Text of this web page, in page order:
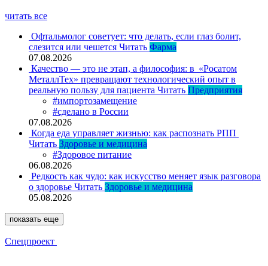
читать все
Офтальмолог советует: что делать, если глаз болит,
слезится или чешется Читать Фарма
07.08.2026
Качество — это не этап, а философия: в «Росатом
МеталлТех» превращают технологический опыт в
реальную пользу для пациента Читать Предприятия
#импортозамещение
#сделано в России
07.08.2026
Когда еда управляет жизнью: как распознать РПП
Читать Здоровье и медицина
#Здоровое питание
06.08.2026
Редкость как чудо: как искусство меняет язык разговора
о здоровье Читать Здоровье и медицина
05.08.2026
показать еще
Спецпроект